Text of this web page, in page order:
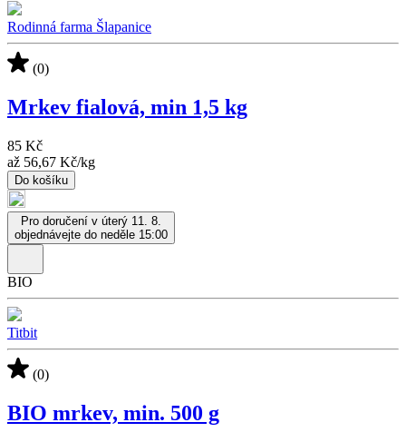
Rodinná farma Šlapanice
(0)
Mrkev fialová, min 1,5 kg
85 Kč
až 56,67 Kč/kg
Do košíku
Pro doručení v úterý 11. 8.
objednávejte do neděle 15:00
BIO
Titbit
(0)
BIO mrkev, min. 500 g